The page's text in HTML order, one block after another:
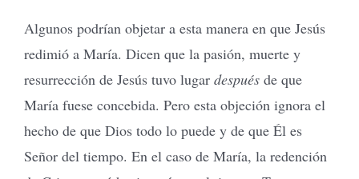
Algunos podrían objetar a esta manera en que Jesús
redimió a María. Dicen que la pasión, muerte y
resurrección de Jesús tuvo lugar después de que
María fuese concebida. Pero esta objeción ignora el
hecho de que Dios todo lo puede y de que Él es
Señor del tiempo. En el caso de María, la redención